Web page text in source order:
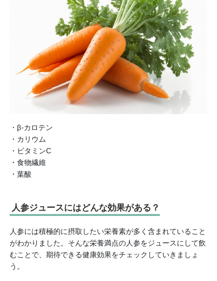
・β-カロテン
・カリウム
・ビタミンC
・食物繊維
・葉酸
人参ジュースにはどんな効果がある？
人参には積極的に摂取したい栄養素が多く含まれていること
がわかりました。そんな栄養満点の人参をジュースにして飲
むことで、期待できる健康効果をチェックしていきましょ
う。